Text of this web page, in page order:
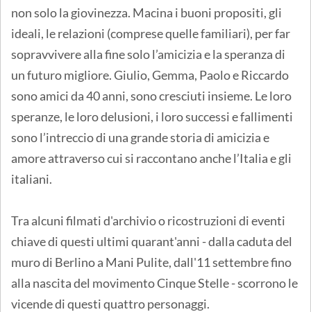
non solo la giovinezza. Macina i buoni propositi, gli
ideali, le relazioni (comprese quelle familiari), per far
sopravvivere alla fine solo l’amicizia e la speranza di
un futuro migliore. Giulio, Gemma, Paolo e Riccardo
sono amici da 40 anni, sono cresciuti insieme. Le loro
speranze, le loro delusioni, i loro successi e fallimenti
sono l’intreccio di una grande storia di amicizia e
amore attraverso cui si raccontano anche l’Italia e gli
italiani.
Tra alcuni filmati d'archivio o ricostruzioni di eventi
chiave di questi ultimi quarant'anni - dalla caduta del
muro di Berlino a Mani Pulite, dall'11 settembre fino
alla nascita del movimento Cinque Stelle - scorrono le
vicende di questi quattro personaggi.